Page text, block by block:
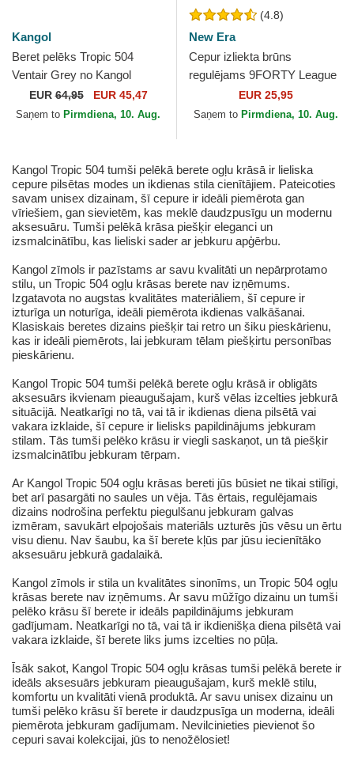
Kangol
Beret pelēks Tropic 504
Ventair Grey no Kangol
EUR64,95 EUR 45,47
Saņem to Pirmdiena, 10. Aug.
(4.8)
New Era
Cepur izliekta brūns
regulējams 9FORTY League
Essential no New York
Yankees MLB no New Era
EUR 25,95
Saņem to Pirmdiena, 10. Aug.
Kangol Tropic 504 tumši pelēkā berete ogļu krāsā ir lieliska
cepure pilsētas modes un ikdienas stila cienītājiem. Pateicoties
savam unisex dizainam, šī cepure ir ideāli piemērota gan
vīriešiem, gan sievietēm, kas meklē daudzpusīgu un modernu
aksesuāru. Tumši pelēkā krāsa piešķir eleganci un
izsmalcinātību, kas lieliski sader ar jebkuru apģērbu.
Kangol zīmols ir pazīstams ar savu kvalitāti un nepārprotamo
stilu, un Tropic 504 ogļu krāsas berete nav izņēmums.
Izgatavota no augstas kvalitātes materiāliem, šī cepure ir
izturīga un noturīga, ideāli piemērota ikdienas valkāšanai.
Klasiskais beretes dizains piešķir tai retro un šiku pieskārienu,
kas ir ideāli piemērots, lai jebkuram tēlam piešķirtu personības
pieskārienu.
Kangol Tropic 504 tumši pelēkā berete ogļu krāsā ir obligāts
aksesuārs ikvienam pieaugušajam, kurš vēlas izcelties jebkurā
situācijā. Neatkarīgi no tā, vai tā ir ikdienas diena pilsētā vai
vakara izklaide, šī cepure ir lielisks papildinājums jebkuram
stilam. Tās tumši pelēko krāsu ir viegli saskaņot, un tā piešķir
izsmalcinātību jebkuram tērpam.
Ar Kangol Tropic 504 ogļu krāsas bereti jūs būsiet ne tikai stilīgi,
bet arī pasargāti no saules un vēja. Tās ērtais, regulējamais
dizains nodrošina perfektu piegulšanu jebkuram galvas
izmēram, savukārt elpojošais materiāls uzturēs jūs vēsu un ērtu
visu dienu. Nav šaubu, ka šī berete kļūs par jūsu iecienītāko
aksesuāru jebkurā gadalaikā.
Kangol zīmols ir stila un kvalitātes sinonīms, un Tropic 504 ogļu
krāsas berete nav izņēmums. Ar savu mūžīgo dizainu un tumši
pelēko krāsu šī berete ir ideāls papildinājums jebkuram
gadījumam. Neatkarīgi no tā, vai tā ir ikdienišķa diena pilsētā vai
vakara izklaide, šī berete liks jums izcelties no pūļa.
Īsāk sakot, Kangol Tropic 504 ogļu krāsas tumši pelēkā berete ir
ideāls aksesuārs jebkuram pieaugušajam, kurš meklē stilu,
komfortu un kvalitāti vienā produktā. Ar savu unisex dizainu un
tumši pelēko krāsu šī berete ir daudzpusīga un moderna, ideāli
piemērota jebkuram gadījumam. Nevilcinieties pievienot šo
cepuri savai kolekcijai, jūs to nenožēlosiet!